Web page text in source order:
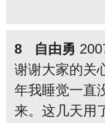
8 自由勇
谢谢大家的关
年我睡觉一直
来。这几天用